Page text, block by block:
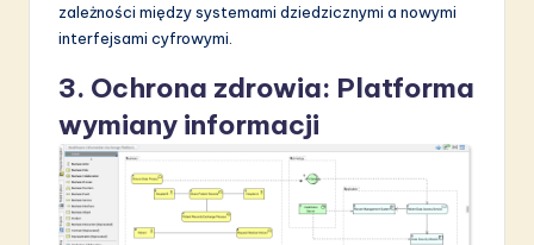
zależności między systemami dziedzicznymi a nowymi
interfejsami cyfrowymi.
3. Ochrona zdrowia: Platforma
wymiany informacji